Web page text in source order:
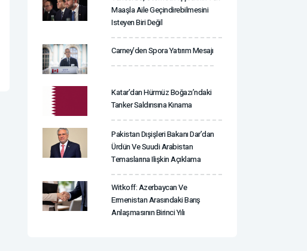
Maaşla Aile Geçindirebilmesini
Isteyen Biri Değil
Carney’den Spora Yatırım Mesajı
Katar’dan Hürmüz Boğazı’ndaki
Tanker Saldırısına Kınama
Pakistan Dışişleri Bakanı Dar’dan
Ürdün Ve Suudi Arabistan
Temaslarına Ilişkin Açıklama
Witkoff: Azerbaycan Ve
Ermenistan Arasındaki Barış
Anlaşmasının Birinci Yılı